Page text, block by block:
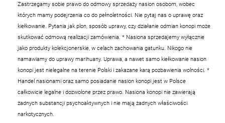
Zastrzegamy sobie prawo do odmowy sprzedaży nasion osobom, wobec
których mamy podejrzenia co do pełnoletności. Nie pytaj nas o uprawę oraz
kiełkowanie. Pytania jak plon, sposób uprawy, czy działanie odmian konopi może
skutkować odmową realizacji zamówienia. * Nasiona sprzedajemy wyłącznie
jako produkty kolekcjonerskie, w celach zachowania gatunku. Nikogo nie
namawiamy do uprawy marihuany. Uprawa, a nawet samo kiełkowanie nasion
konopi jest nielegalne na terenie Polski i zakazane karą pozbawienia wolności. *
Handel nasionami oraz samo posiadanie nasion konopi jest w Polsce
całkowicie legalne i dozwolone przez prawo. Nasiona konopi nie zawierają
żadnych substancji psychoaktywnych i nie mają żadnych właściwości
narkotycznych.